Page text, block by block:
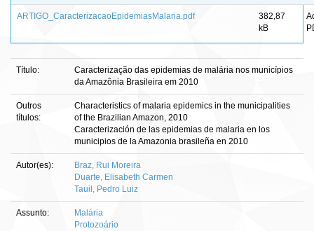
ARTIGO_CaracterizacaoEpidemiasMalaria.pdf
382,87
kB
Título:
Caracterização das epidemias de malária nos municípios
da Amazônia Brasileira em 2010
Outros
títulos:
Characteristics of malaria epidemics in the municipalities
of the Brazilian Amazon, 2010
Caracterización de las epidemias de malaria en los
municipios de la Amazonia brasileña en 2010
Autor(es):
Braz, Rui Moreira
Duarte, Elisabeth Carmen
Tauil, Pedro Luiz
Assunto:
Malária
Protozoário